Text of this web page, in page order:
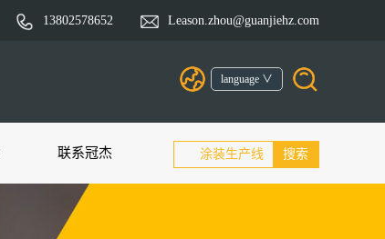
13802578652 Leason.zhou@guanjiehz.com
language ∨
联系冠杰